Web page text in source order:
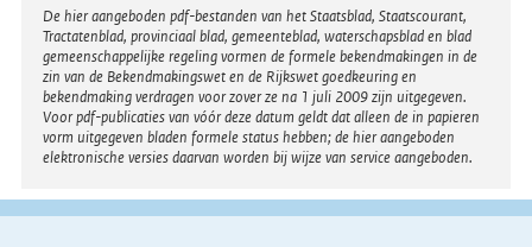
Disclaimer
De hier aangeboden pdf-bestanden van het Staatsblad, Staatscourant,
Tractatenblad, provinciaal blad, gemeenteblad, waterschapsblad en blad
gemeenschappelijke regeling vormen de formele bekendmakingen in de
zin van de Bekendmakingswet en de Rijkswet goedkeuring en
bekendmaking verdragen voor zover ze na 1 juli 2009 zijn uitgegeven.
Voor pdf-publicaties van vóór deze datum geldt dat alleen de in papieren
vorm uitgegeven bladen formele status hebben; de hier aangeboden
elektronische versies daarvan worden bij wijze van service aangeboden.